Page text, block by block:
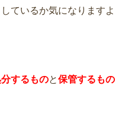
ているか気になりますよ
するものと保管するもの